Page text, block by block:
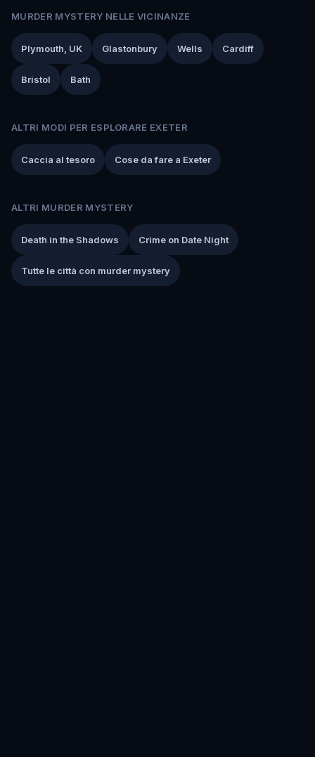
MURDER MYSTERY NELLE VICINANZE
Plymouth, UK Glastonbury Wells Cardiff
Bristol Bath
ALTRI MODI PER ESPLORARE EXETER
Caccia al tesoro Cose da fare a Exeter
ALTRI MURDER MYSTERY
Death in the Shadows Crime on Date Night
Tutte le città con murder mystery